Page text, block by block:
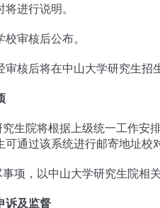
进行说明。
审核后公布。
审核后将在中山大学研究生招
究生院将根据上级统一工作安
可通过该系统进行邮寄地址校
项，以中山大学研究生院相
诉及监督